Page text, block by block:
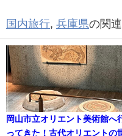
国内旅行, 兵庫県の関
岡山市立オリエント美術館へ
ってきた！古代オリエントの